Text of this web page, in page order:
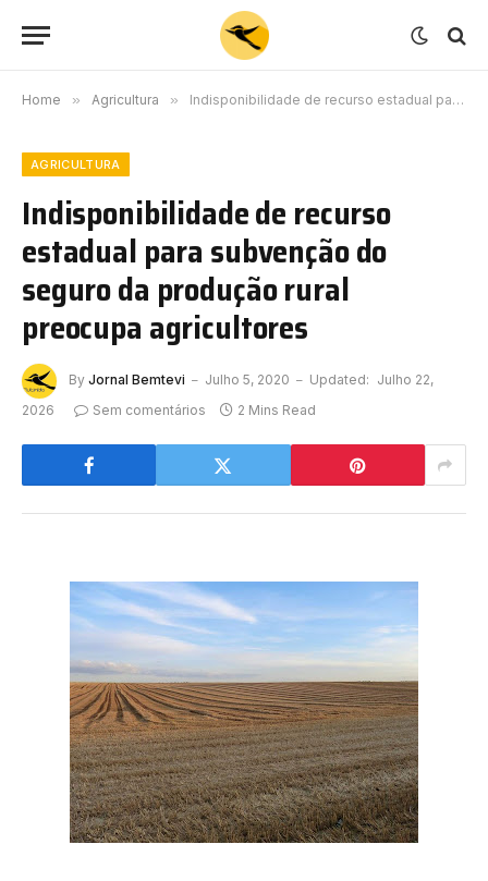
Home » Agricultura » Indisponibilidade de recurso estadual para subvenção do seguro da produção rural preocupa agricultores
AGRICULTURA
Indisponibilidade de recurso
estadual para subvenção do
seguro da produção rural
preocupa agricultores
By Jornal Bemtevi Julho 5, 2020 Updated: Julho 22,
2026
Sem comentários 2 Mins Read